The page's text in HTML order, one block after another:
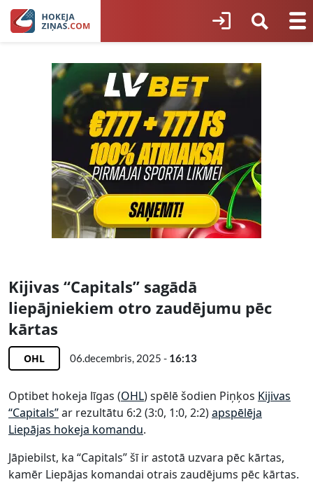
Kijivas “Capitals” sagādā
liepājniekiem otro zaudējumu pēc
kārtas
OHL 06.decembris, 2025 - 16:13
Optibet hokeja līgas (OHL) spēlē šodien Piņķos Kijivas
“Capitals”ar rezultātu 6:2 (3:0, 1:0, 2:2)apspēlēja
Liepājas hokeja komandu.
Jāpiebilst, ka “Capitals” šī ir astotā uzvara pēc kārtas,
kamēr Liepājas komandai otrais zaudējums pēc kārtas.